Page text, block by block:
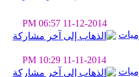
11-12-2014
06:57 PM
11-11-2014
10:29 PM